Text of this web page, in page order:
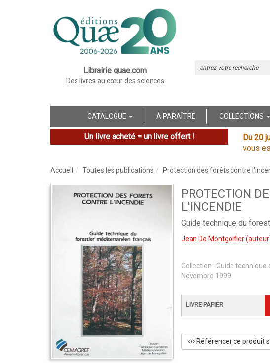
Librairie quae.com
Des livres au cœur des sciences
CATALOGUE À PARAÎTRE COLLECTIONS
Un livre acheté = un livre offert ! Du 20
vous
Accueil Toutes les publications Protection des forêts contre
PROTECTION
L'INCENDIE
Guide technique du
Jean De Montgolfier
Collection : Guide
Novembre 1999
LIVRE PAPIER
Référencer ce produit